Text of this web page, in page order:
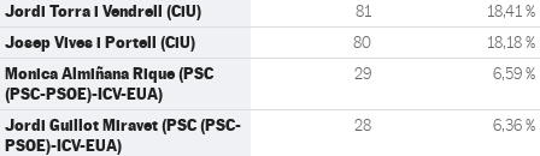
Jordi Torra i Vendrell (CiU) 81 18,41 %
Josep Vives i Portell (CiU) 80 18,18 %
Monica Almiñana Rique (PSC
(PSC-PSOE)-ICV-EUA)
29 6,59 %
Jordi Guillot Miravet (PSC (PSC-
PSOE)-ICV-EUA)
28 6,36 %